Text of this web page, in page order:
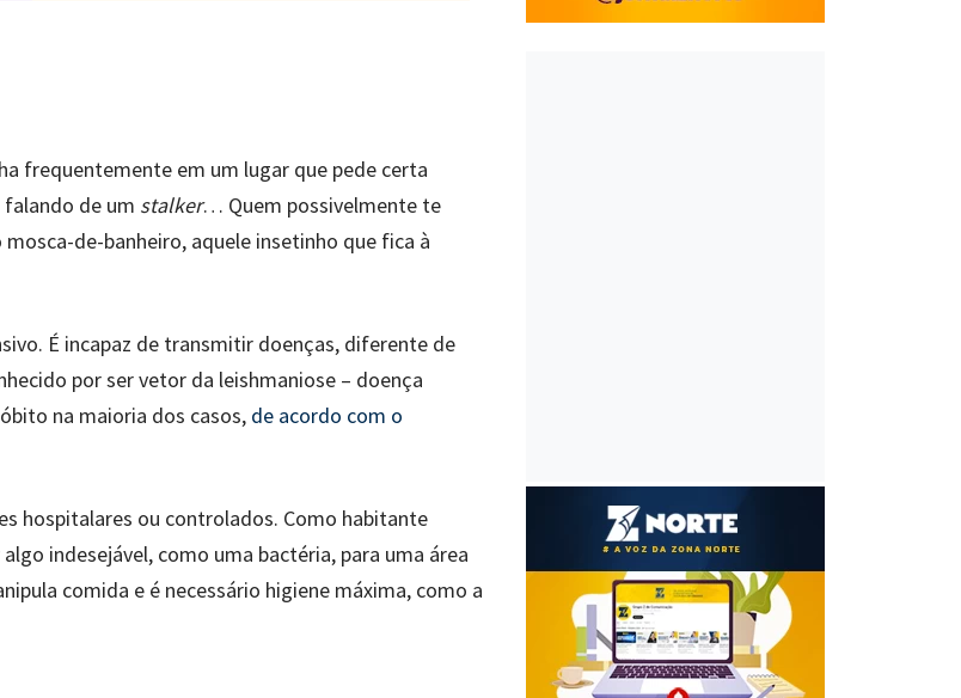
frequentemente em um lugar que pede certa
falando de um stalker… Quem possivelmente te
de-banheiro, aquele insetinho que fica à
É incapaz de transmitir doenças, diferente de
por ser vetor da leishmaniose – doença
na maioria dos casos, de acordo com o
hospitalares ou controlados. Como habitante
indesejável, como uma bactéria, para uma área
comida e é necessário higiene máxima, como a